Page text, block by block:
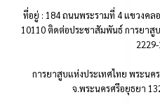
ที่อยู่ : 184 ถนนพระรามที่ 4 แขวงคล
10110 ติดต่อประชาสัมพันธ์ การยาสู
การยาสูบแห่งประเทศไทย พระนค
จ.พระนครศรีอยุธยา